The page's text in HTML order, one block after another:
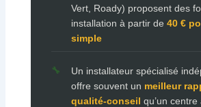
Vert, Roady) proposent des
installation à partir de 40 €
simple
Un installateur spécialisé
offre souvent un meilleur
qualité-conseil qu’un centre